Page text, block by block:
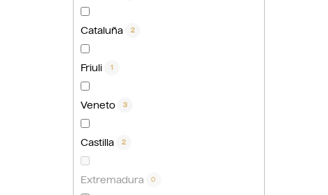
Cataluña 2
Friuli 1
Veneto 3
Castilla 2
Extremadura 0